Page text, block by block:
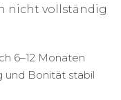
nicht vollständig
6–12 Monaten
und Bonität stabil